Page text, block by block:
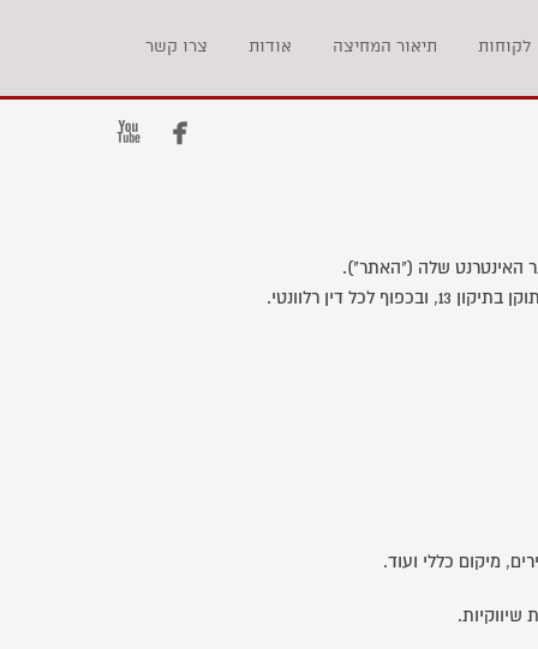
לקוחות תיאור המחיצה אודות צרו קשר


שלה ("האתר").
ובכפוף לכל דין רלוונטי.
מיקום כללי ועוד.